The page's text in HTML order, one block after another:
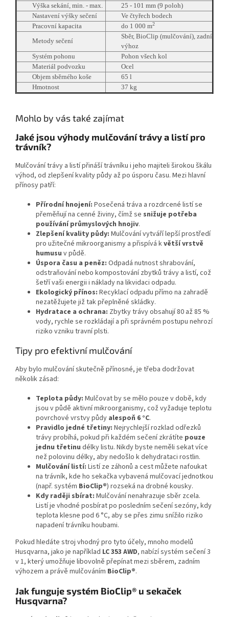
Výška sekání, min. - max.
25 - 101 mm (9 poloh)
Nastavení výšky sečení
Ve čtyřech bodech
Pracovní kapacita
do 1 000 m2
Metody sečení
Sběr, BioClip (mulčování), zadní
výhoz
Systém pohonu
Pohon všech kol
Materiál podvozku
Ocel
Objem sběrného koše
65 l
Hmotnost
37 kg
Mohlo by vás také zajímat
Jaké jsou výhody mulčování trávy a listí pro
trávník?
Mulčování trávy a listí přináší trávníku i jeho majiteli širokou škálu
výhod, od zlepšení kvality půdy až po úsporu času. Mezi hlavní
přínosy patří:
Přírodní hnojení: Posečená tráva a rozdrcené listí se
přeměňují na cenné živiny, čímž se snižuje potřeba
používání průmyslových hnojiv.
Zlepšení kvality půdy: Mulčování vytváří lepší prostředí
pro užitečné mikroorganismy a přispívá květší vrstvě
humusu v půdě.
Úspora času a peněz: Odpadá nutnost shrabování,
odstraňování nebo kompostování zbytků trávy a listí, což
šetří vaši energii i náklady na likvidaci odpadu.
Ekologický přínos: Recyklací odpadu přímo na zahradě
nezatěžujete již tak přeplněné skládky.
Hydratace a ochrana: Zbytky trávy obsahují 80 až 85 %
vody, rychle se rozkládají a při správném postupu nehrozí
riziko vzniku travní plsti.
Tipy pro efektivní mulčování
Aby bylo mulčování skutečně přínosné, je třeba dodržovat
několik zásad:
Teplota půdy: Mulčovat by se mělo pouze v době, kdy
jsou v půdě aktivní mikroorganismy, což vyžaduje teplotu
povrchové vrstvy půdy alespoň 6 °C.
Pravidlo jedné třetiny: Nejrychlejší rozklad odřezků
trávy probíhá, pokud při každém sečení zkrátíte pouze
jednu třetinu délky listu. Nikdy byste neměli sekat více
než polovinu délky, aby nedošlo k dehydrataci rostlin.
Mulčování listí: Listí ze záhonů a cest můžete nafoukat
na trávník, kde ho sekačka vybavená mulčovací jednotkou
(např. systém BioClip®) rozseká na drobné kousky.
Kdy raději sbírat: Mulčování nenahrazuje sběr zcela.
Listí je vhodné posbírat po posledním sečení sezóny, kdy
teplota klesne pod 6 °C, aby se přes zimu snížilo riziko
napadení trávníku houbami.
Pokud hledáte stroj vhodný pro tyto účely, mnoho modelů
Husqvarna, jako je například LC 353 AWD, nabízí systém sečení 3
v 1, který umožňuje libovolně přepínat mezi sběrem, zadním
výhozem a právě mulčováním BioClip®.
Jak funguje systém BioClip® u sekaček
Husqvarna?